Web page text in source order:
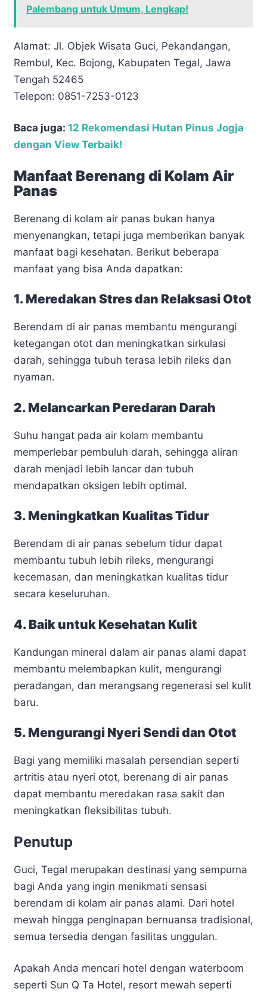
Palembang untuk Umum, Lengkap!
Alamat: Jl. Objek Wisata Guci, Pekandangan,
Rembul, Kec. Bojong, Kabupaten Tegal, Jawa
Tengah 52465
Telepon: 0851-7253-0123
Baca juga: 12 Rekomendasi Hutan Pinus Jogja
dengan View Terbaik!
Manfaat Berenang di Kolam Air
Panas
Berenang di kolam air panas bukan hanya
menyenangkan, tetapi juga memberikan banyak
manfaat bagi kesehatan. Berikut beberapa
manfaat yang bisa Anda dapatkan:
1. Meredakan Stres dan Relaksasi Otot
Berendam di air panas membantu mengurangi
ketegangan otot dan meningkatkan sirkulasi
darah, sehingga tubuh terasa lebih rileks dan
nyaman.
2. Melancarkan Peredaran Darah
Suhu hangat pada air kolam membantu
memperlebar pembuluh darah, sehingga aliran
darah menjadi lebih lancar dan tubuh
mendapatkan oksigen lebih optimal.
3. Meningkatkan Kualitas Tidur
Berendam di air panas sebelum tidur dapat
membantu tubuh lebih rileks, mengurangi
kecemasan, dan meningkatkan kualitas tidur
secara keseluruhan.
4. Baik untuk Kesehatan Kulit
Kandungan mineral dalam air panas alami dapat
membantu melembapkan kulit, mengurangi
peradangan, dan merangsang regenerasi sel kulit
baru.
5. Mengurangi Nyeri Sendi dan Otot
Bagi yang memiliki masalah persendian seperti
artritis atau nyeri otot, berenang di air panas
dapat membantu meredakan rasa sakit dan
meningkatkan fleksibilitas tubuh.
Penutup
Guci, Tegal merupakan destinasi yang sempurna
bagi Anda yang ingin menikmati sensasi
berendam di kolam air panas alami. Dari hotel
mewah hingga penginapan bernuansa tradisional,
semua tersedia dengan fasilitas unggulan.
Apakah Anda mencari hotel dengan waterboom
seperti Sun Q Ta Hotel, resort mewah seperti